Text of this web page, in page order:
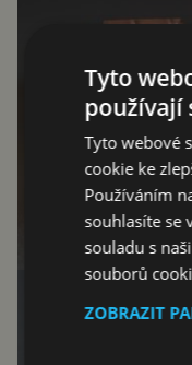
Tyto
používají
Tyto webové
cookie ke
Používáním
souhlasíte se
souladu s
souborů
ZOBRAZIT